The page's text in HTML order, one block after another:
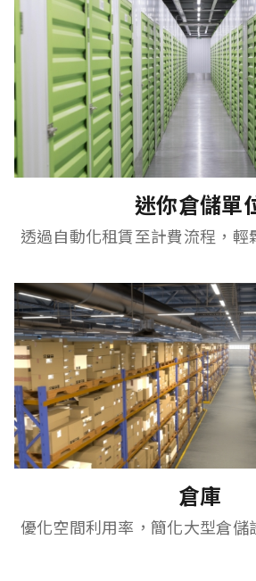
迷你倉儲單
透過自動化租賃至計費流程，輕
倉庫
優化空間利用率，簡化大型倉儲